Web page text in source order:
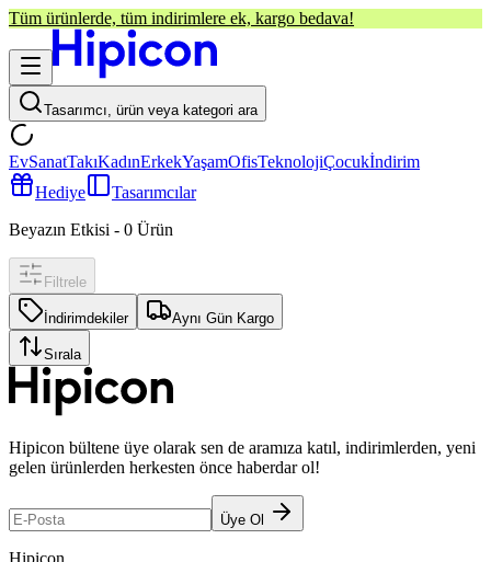
Tüm ürünlerde, tüm indirimlere ek, kargo bedava!
Tasarımcı, ürün veya kategori ara
EvSanatTakıKadınErkekYaşamOfisTeknolojiÇocukİndirim
Hediye
Tasarımcılar
Beyazın Etkisi - 0 Ürün
Filtrele
İndirimdekiler Aynı Gün Kargo
Sırala
Hipicon bültene üye olarak sen de aramıza katıl, indirimlerden, yeni
gelen ürünlerden herkesten önce haberdar ol!
Üye Ol
Hipicon